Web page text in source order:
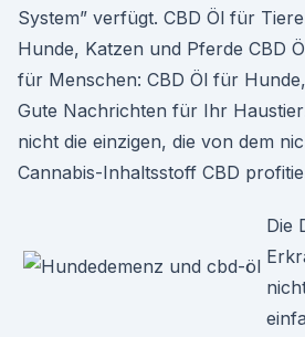
System” verfügt. CBD Öl für
Hunde, Katzen und Pferde CBD
für Menschen: CBD Öl für
Gute Nachrichten für Ihr
nicht die einzigen, die von dem
Cannabis-Inhaltsstoff CBD
Die